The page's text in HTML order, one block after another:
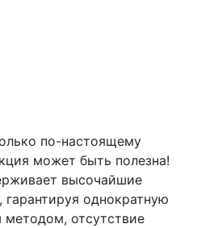
по-настоящему
может быть полезна!
высочайшие
гарантируя однократную
отсутствие